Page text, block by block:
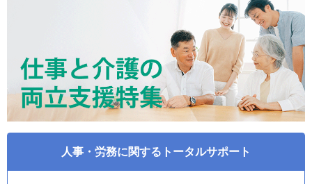
人事・労務に関するトータルサポート